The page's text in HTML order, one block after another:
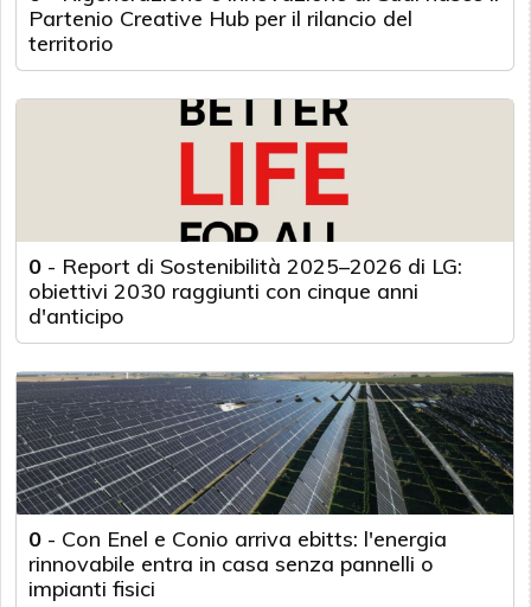
Partenio Creative Hub per il rilancio del
territorio
0 - Report di Sostenibilità 2025–2026 di LG:
obiettivi 2030 raggiunti con cinque anni
d'anticipo
0 - Con Enel e Conio arriva ebitts: l'energia
rinnovabile entra in casa senza pannelli o
impianti fisici